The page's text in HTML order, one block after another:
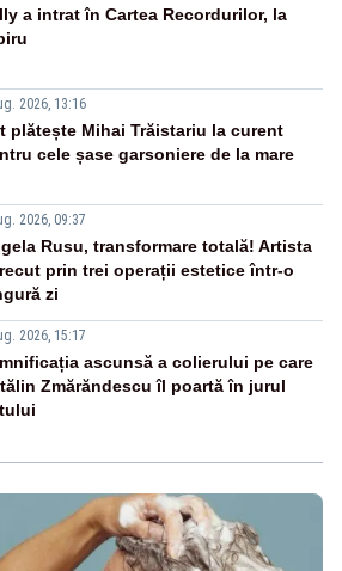
a intrat în Cartea Recordurilor, la
2026, 13:16
plătește Mihai Trăistariu la curent
cele șase garsoniere de la mare
2026, 09:37
Rusu, transformare totală! Artista
prin trei operații estetice într-o
zi
2026, 15:17
ascunsă a colierului pe care
Zmărăndescu îl poartă în jurul